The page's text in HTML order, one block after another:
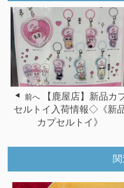
前へ
【鹿屋店】新品カ
セルトイ入荷情報◇《新
カプセルトイ》